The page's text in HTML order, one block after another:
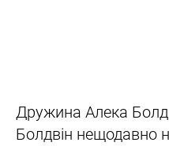
Дружина Алека
Болдвін нещодавно